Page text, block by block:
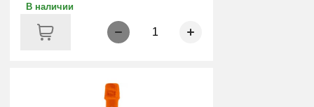
В наличии
1